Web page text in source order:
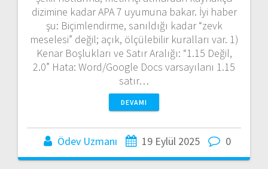
dizimine kadar APA 7 uyumuna bakar. İyi haber
şu: Biçimlendirme, sanıldığı kadar “zevk
meselesi” değil; açık, ölçülebilir kuralları var. 1)
Kenar Boşlukları ve Satır Aralığı: “1.15 Değil,
2.0” Hata: Word/Google Docs varsayılanı 1.15
satır…
DEVAMI
Ödev Uzmanı 19 Eylül 2025 0